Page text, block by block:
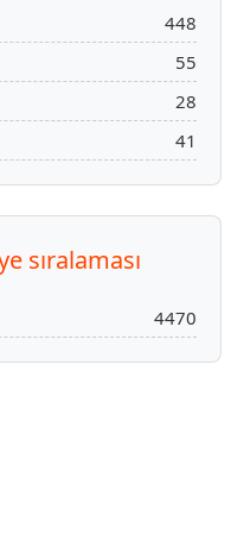
448
55
28
41
sıralaması
4470